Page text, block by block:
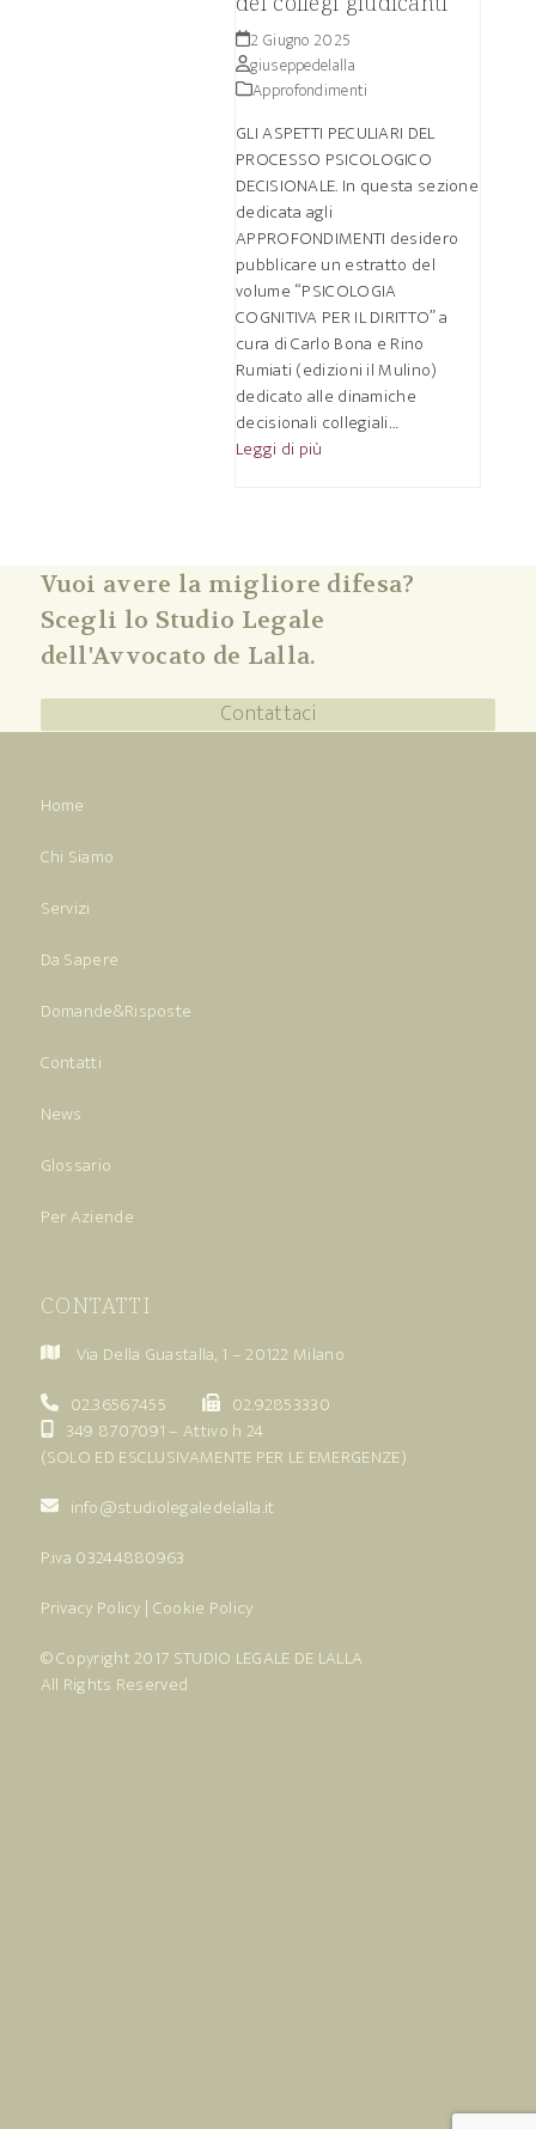
2 Giugno 2025
giuseppedelalla
Approfondimenti
GLI ASPETTI PECULIARI DEL
PROCESSO PSICOLOGICO
DECISIONALE. In questa sezione
dedicata agli
APPROFONDIMENTI desidero
pubblicare un estratto del
volume “PSICOLOGIA
COGNITIVA PER IL DIRITTO” a
cura di Carlo Bona e Rino
Rumiati (edizioni il Mulino)
dedicato alle dinamiche
decisionali collegiali…
Leggi di più
Vuoi avere la migliore difesa?
Scegli lo Studio Legale
dell'Avvocato de Lalla.
Contattaci
Home
Chi Siamo
Servizi
Da Sapere
Domande&Risposte
Contatti
News
Glossario
Per Aziende
CONTATTI
Via Della Guastalla, 1 – 20122 Milano
02.36567455
02.92853330
349 8707091 – Attivo h 24
(SOLO ED ESCLUSIVAMENTE PER LE EMERGENZE)
info@studiolegaledelalla.it
P.iva 03244880963
Privacy Policy | Cookie Policy
© Copyright 2017 STUDIO LEGALE DE LALLA
All Rights Reserved